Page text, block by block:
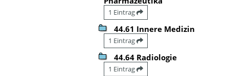
1 Eintrag
44.61 Innere Medizin
1 Eintrag
44.64 Radiologie
1 Eintrag